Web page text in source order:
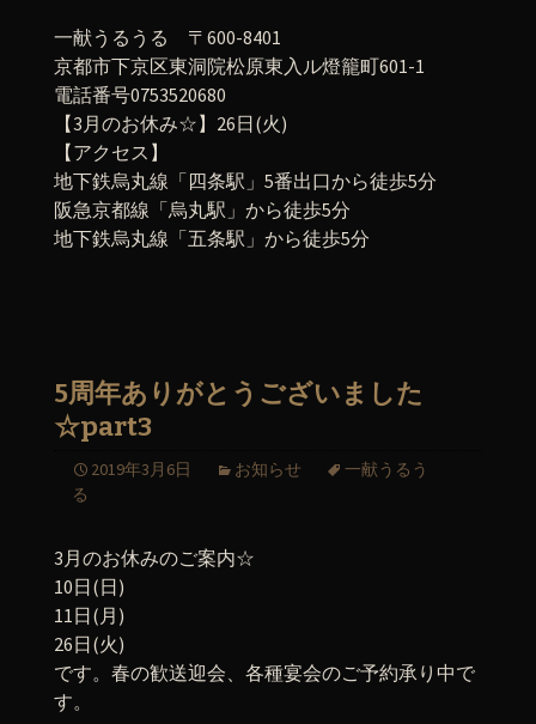
一献うるうる 〒600-8401
京都市下京区東洞院松原東入ル燈籠町601-1
電話番号0753520680
【3月のお休み☆】26日(火)
【アクセス】
地下鉄烏丸線「四条駅」5番出口から徒歩5分
阪急京都線「烏丸駅」から徒歩5分
地下鉄烏丸線「五条駅」から徒歩5分
5周年ありがとうございました
☆part3
2019年3月6日 お知らせ
一献うるう
る
3月のお休みのご案内☆
10日(日)
11日(月)
26日(火)
です。春の歓送迎会、各種宴会のご予約承り中で
す。